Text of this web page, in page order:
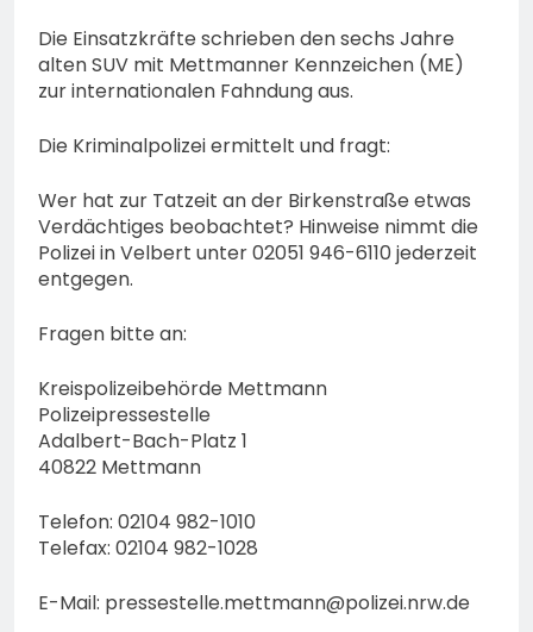
Die Einsatzkräfte schrieben den sechs Jahre
alten SUV mit Mettmanner Kennzeichen (ME)
zur internationalen Fahndung aus.
Die Kriminalpolizei ermittelt und fragt:
Wer hat zur Tatzeit an der Birkenstraße etwas
Verdächtiges beobachtet? Hinweise nimmt die
Polizei in Velbert unter 02051 946-6110 jederzeit
entgegen.
Fragen bitte an:
Kreispolizeibehörde Mettmann
Polizeipressestelle
Adalbert-Bach-Platz 1
40822 Mettmann
Telefon: 02104 982-1010
Telefax: 02104 982-1028
E-Mail: pressestelle.mettmann@polizei.nrw.de